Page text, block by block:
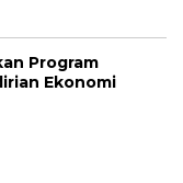
Program
Ekonomi